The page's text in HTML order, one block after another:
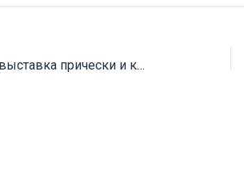
Международная выставка прически и косметики